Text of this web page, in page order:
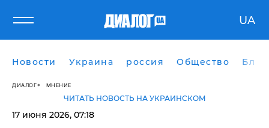
UA
Новости Украина россия Общество
ДИАЛОГ МНЕНИЕ
ЧИТАТЬ НОВОСТЬ НА УКРАИНСКОМ
17 июня 2026, 07:18